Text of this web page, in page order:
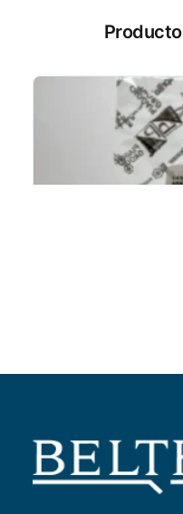
Rodillo variador
4,65